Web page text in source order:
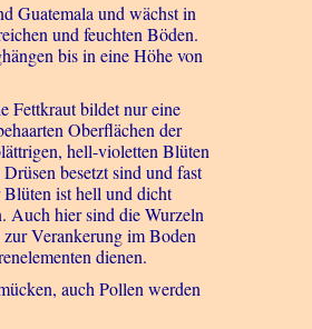
Guatemala und wächst in
und feuchten Böden.
bis in eine Höhe von
Fettkraut bildet nur eine
Oberflächen der
hell-violetten Blüten
besetzt sind und fast
Blüten ist hell und dicht
Auch hier sind die Wurzeln
Verankerung im Boden
dienen.
, auch Pollen werden